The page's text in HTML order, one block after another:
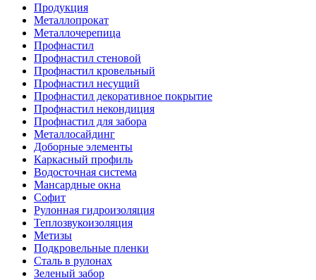
Продукция
Металлопрокат
Металлочерепица
Профнастил
Профнастил стеновой
Профнастил кровельный
Профнастил несущий
Профнастил декоративное покрытие
Профнастил некондиция
Профнастил для забора
Металлосайдинг
Доборные элементы
Каркасный профиль
Водосточная система
Мансардные окна
Софит
Рулонная гидроизоляция
Теплозвукоизоляция
Метизы
Подкровельные пленки
Сталь в рулонах
Зеленый забор